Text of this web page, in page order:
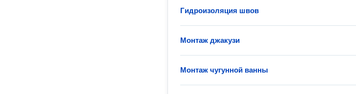
Гидроизоляция швов
Монтаж джакузи
Монтаж чугунной ванны